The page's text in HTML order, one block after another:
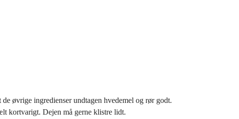
øvrige ingredienser undtagen hvedemel og rør godt.
kortvarigt. Dejen må gerne klistre lidt.